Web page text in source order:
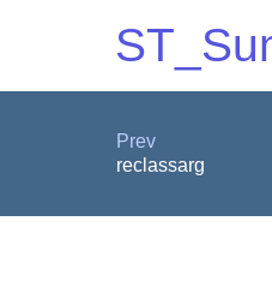
Prev
reclassarg